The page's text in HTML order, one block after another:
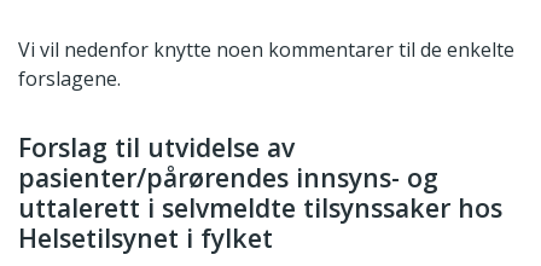
Vi vil nedenfor knytte noen kommentarer til de enkelte
forslagene.
Forslag til utvidelse av
pasienter/pårørendes innsyns- og
uttalerett i selvmeldte tilsynssaker hos
Helsetilsynet i fylket